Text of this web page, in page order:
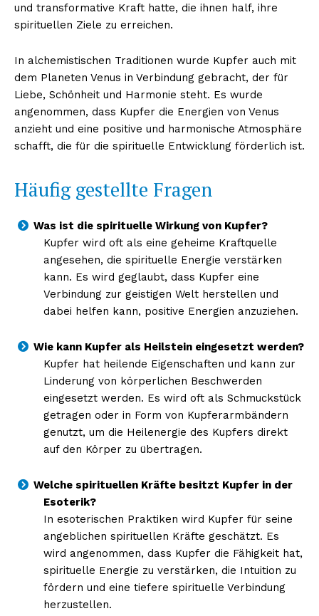
und transformative Kraft hatte, die ihnen half, ihre
spirituellen Ziele zu erreichen.
In alchemistischen Traditionen wurde Kupfer auch mit
dem Planeten Venus in Verbindung gebracht, der für
Liebe, Schönheit und Harmonie steht. Es wurde
angenommen, dass Kupfer die Energien von Venus
anzieht und eine positive und harmonische Atmosphäre
schafft, die für die spirituelle Entwicklung förderlich ist.
Häufig gestellte Fragen
Was ist die spirituelle Wirkung von Kupfer?
Kupfer wird oft als eine geheime Kraftquelle
angesehen, die spirituelle Energie verstärken
kann. Es wird geglaubt, dass Kupfer eine
Verbindung zur geistigen Welt herstellen und
dabei helfen kann, positive Energien anzuziehen.
Wie kann Kupfer als Heilstein eingesetzt werden?
Kupfer hat heilende Eigenschaften und kann zur
Linderung von körperlichen Beschwerden
eingesetzt werden. Es wird oft als Schmuckstück
getragen oder in Form von Kupferarmbändern
genutzt, um die Heilenergie des Kupfers direkt
auf den Körper zu übertragen.
Welche spirituellen Kräfte besitzt Kupfer in der
Esoterik?
In esoterischen Praktiken wird Kupfer für seine
angeblichen spirituellen Kräfte geschätzt. Es
wird angenommen, dass Kupfer die Fähigkeit hat,
spirituelle Energie zu verstärken, die Intuition zu
fördern und eine tiefere spirituelle Verbindung
herzustellen.